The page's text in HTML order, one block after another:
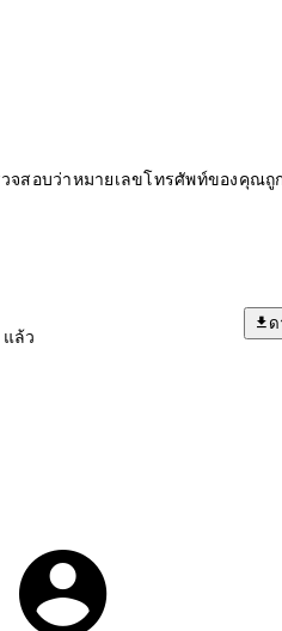
จสอบว่าหมายเลขโทรศัพท์ของคุณถู
แล้ว